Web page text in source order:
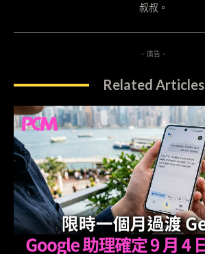
叔叔。
- 廣告 -
Related Articles